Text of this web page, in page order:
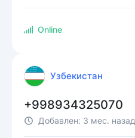
Online
Узбекистан
+998934325070
Добавлен: 3 мес. назад